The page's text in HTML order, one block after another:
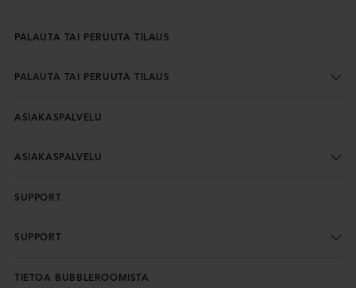
PALAUTA TAI PERUUTA TILAUS
PALAUTA TAI PERUUTA TILAUS
ASIAKASPALVELU
ASIAKASPALVELU
SUPPORT
SUPPORT
TIETOA BUBBLEROOMISTA